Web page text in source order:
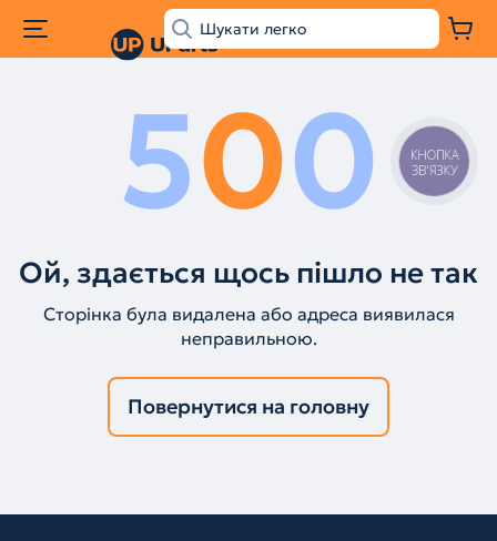
500
Ой, здається щось пішло не так
Сторінка була видалена або адреса виявилася
неправильною.
Повернутися на головну
КНОПКА
ЗВ'ЯЗКУ